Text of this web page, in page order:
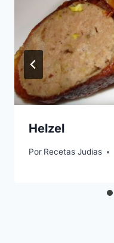
Helzel
Por Recetas Judias